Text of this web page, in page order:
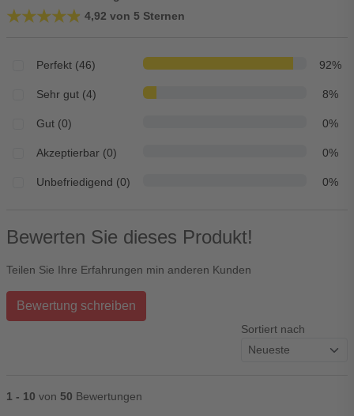
★★★★★
★★★★★ 4,92 von 5 Sternen
Perfekt (46) 92%
Sehr gut (4) 8%
Gut (0) 0%
Akzeptierbar (0) 0%
Unbefriedigend (0) 0%
Bewerten Sie dieses Produkt!
Teilen Sie Ihre Erfahrungen min anderen Kunden
Bewertung schreiben
Sortiert nach
1 - 10 von 50 Bewertungen